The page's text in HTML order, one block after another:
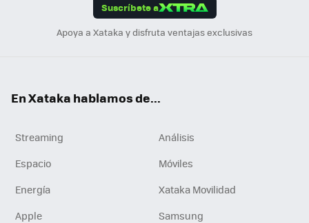
Suscríbete a
Apoya a Xataka y disfruta ventajas exclusivas
En Xataka hablamos de...
Streaming
Análisis
Espacio
Móviles
Energía
Xataka Movilidad
Apple
Samsung